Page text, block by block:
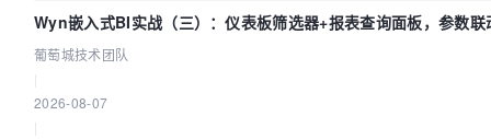
Wyn嵌入式BI实战（三）：仪表板筛选器+报表查询面板，参数联
葡萄城技术团队
2026-08-07